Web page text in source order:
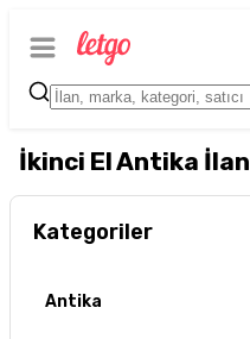
İkinci El Antika
Kategoriler
Antika